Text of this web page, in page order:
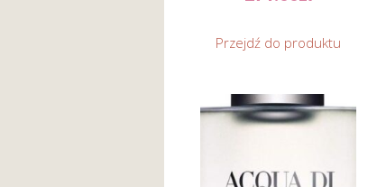
Przejdź do produktu